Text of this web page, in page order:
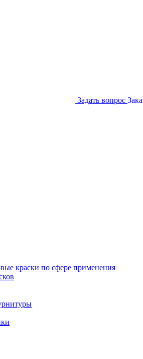
Задать вопрос
краски по сфере применения